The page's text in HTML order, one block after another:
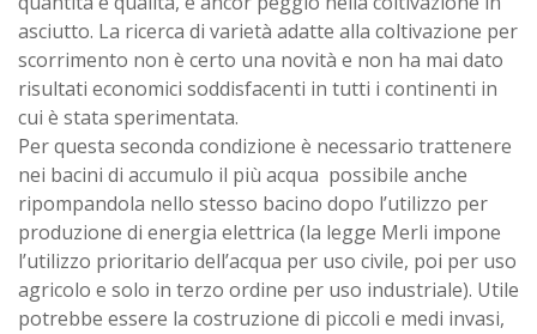
asciutto. La ricerca di varietà adatte alla coltivazione per
scorrimento non è certo una novità e non ha mai dato
risultati economici soddisfacenti in tutti i continenti in
cui è stata sperimentata.
Per questa seconda condizione è necessario trattenere
nei bacini di accumulo il più acqua possibile anche
ripompandola nello stesso bacino dopo l’utilizzo per
produzione di energia elettrica (la legge Merli impone
l’utilizzo prioritario dell’acqua per uso civile, poi per uso
agricolo e solo in terzo ordine per uso industriale). Utile
potrebbe essere la costruzione di piccoli e medi invasi,